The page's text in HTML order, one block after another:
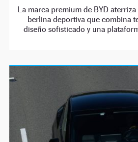
La marca premium de BYD
berlina deportiva que combina
diseño sofisticado y una